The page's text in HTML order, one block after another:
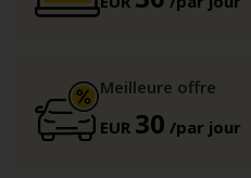
Meilleure offre
EUR 30 /par jour